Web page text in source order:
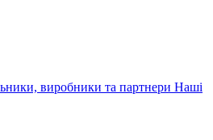
виробники та партнери Наші